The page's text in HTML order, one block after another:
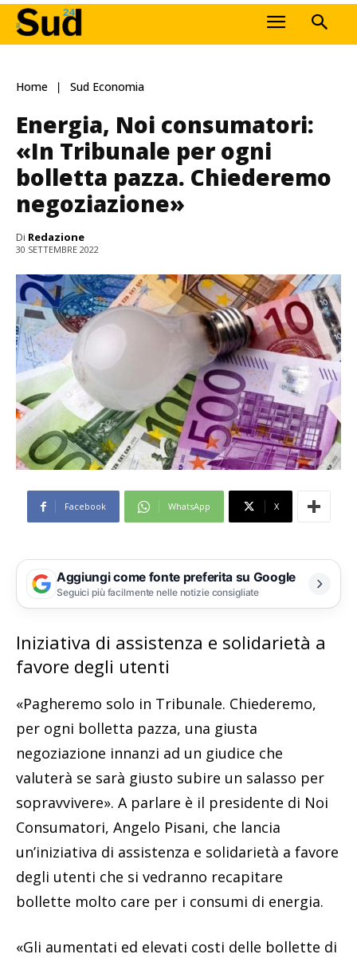
Home Sud Economia
Energia, Noi consumatori:
«In Tribunale per ogni
bolletta pazza. Chiederemo
negoziazione»
Di Redazione
30 SETTEMBRE 2022
Facebook WhatsApp X
Aggiungi come fonte preferita su Google
Seguici più facilmente nelle notizie consigliate
Iniziativa di assistenza e solidarietà a
favore degli utenti
«Pagheremo solo in Tribunale. Chiederemo,
per ogni bolletta pazza, una giusta
negoziazione innanzi ad un giudice che
valuterà se sarà giusto subire un salasso per
sopravvivere». A parlare è il presidente di Noi
Consumatori, Angelo Pisani, che lancia
un’iniziativa di assistenza e solidarietà a favore
degli utenti che si vedranno recapitare
bollette molto care per i consumi di energia.
«Gli aumentati ed elevati costi delle bollette di